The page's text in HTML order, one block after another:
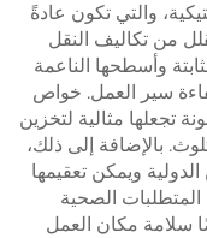
والتي تكون عادةً
تقلل من تكاليف النقل
وأسطحها الناعمة
سير العمل. خواص
تجعلها مثالية لتخزين
بالإضافة إلى ذلك،
ويمكن تعقيمها
المتطلبات الصحية
سلامة مكان العمل